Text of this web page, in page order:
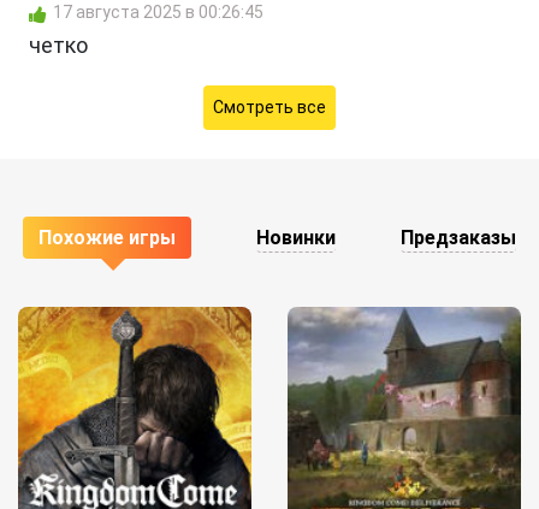
17 августа 2025 в 00:26:45
четко
Смотреть все
Похожие игры Новинки Предзаказы